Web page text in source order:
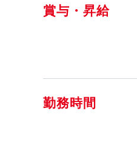
賞与・昇給
勤務時間